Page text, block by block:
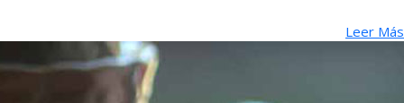
Leer Más